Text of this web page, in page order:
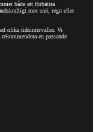
både att förbättra
mot snö, regn eller
olika tidsintervaller. Vi
en passande